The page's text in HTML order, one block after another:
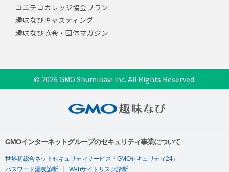
コエテコカレッジ協会プラン
趣味なびキャスティング
趣味なび協会・団体マガジン
© 2026 GMO Shuminavi Inc. All Rights Reserved.